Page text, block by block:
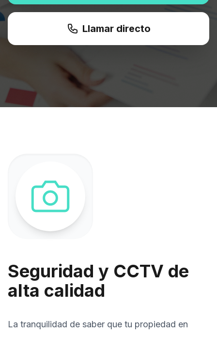
Llamar directo
Seguridad y CCTV de
alta calidad
La tranquilidad de saber que tu propiedad en